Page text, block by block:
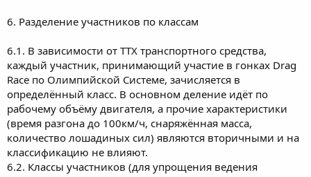
6. Разделение участников по классам
6.1. В зависимости от ТТХ транспортного средства,
каждый участник, принимающий участие в гонках Drag
Race по Олимпийской Системе, зачисляется в
определённый класс. В основном деление идёт по
рабочему объёму двигателя, а прочие характеристики
(время разгона до 100км/ч, снаряжённая масса,
количество лошадиных сил) являются вторичными и на
классификацию не влияют.
6.2. Классы участников (для упрощения ведения